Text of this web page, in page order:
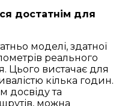
достатнім для
моделі, здатної
реального
Цього вистачає для
кілька годин.
досвіду та
можна